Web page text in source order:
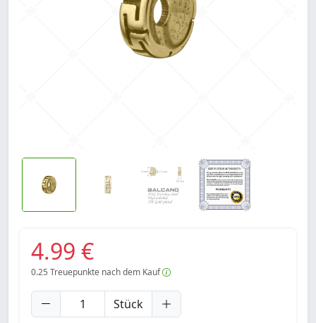
4.99 €
0.25 Treuepunkte nach dem Kauf
Stück